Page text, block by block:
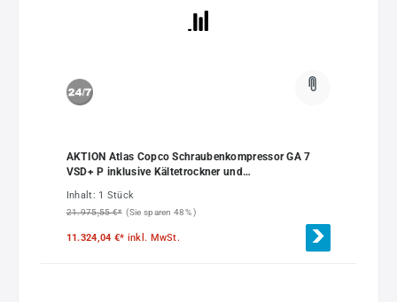
AKTION Atlas Copco Schraubenkompressor GA 7
VSD+ P inklusive Kältetrockner und
Inhalt: 1 Stück
21.975,55 €* (Sie sparen 48% )
11.324,04 €* inkl. MwSt.